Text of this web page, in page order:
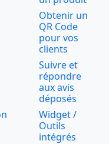
Obtenir un
QR Code
pour vos
clients
Suivre et
répondre
aux avis
déposés
Widget /
Outils
intégrés